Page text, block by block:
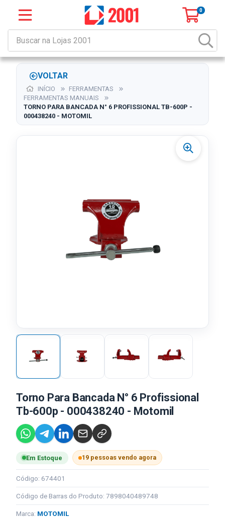
0
VOLTAR
INÍCIO
FERRAMENTAS
FERRAMENTAS MANUAIS
TORNO PARA BANCADA N° 6 PROFISSIONAL TB-600P -
000438240 - MOTOMIL
Torno Para Bancada N° 6 Profissional
Tb-600p - 000438240 - Motomil
Em Estoque 19 pessoas vendo agora
Código: 674401
Código de Barras do Produto: 7898040489748
Marca: MOTOMIL